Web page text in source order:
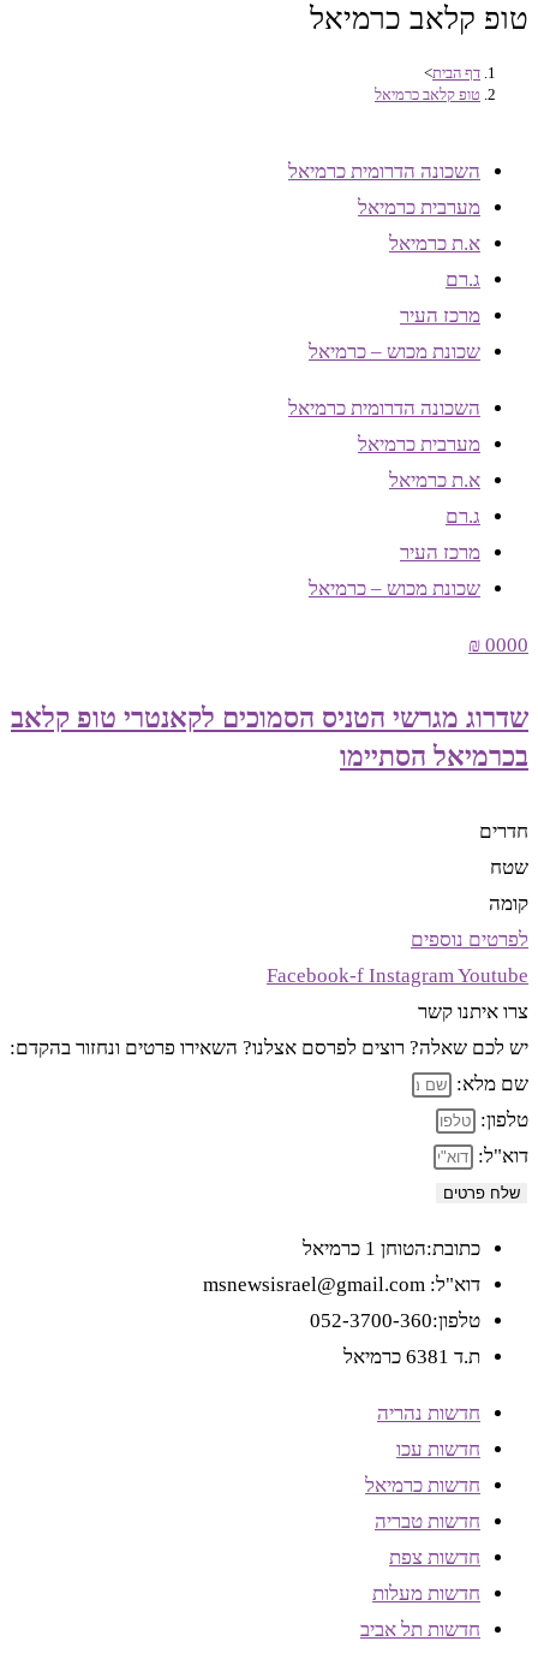
טופ קלאב כרמיאל
דף הבית>
טופ קלאב כרמיאל
השכונה הדרומית כרמיאל
מערבית כרמיאל
א.ת כרמיאל
ג.רם
מרכז העיר
שכונת מכוש – כרמיאל
השכונה הדרומית כרמיאל
מערבית כרמיאל
א.ת כרמיאל
ג.רם
מרכז העיר
שכונת מכוש – כרמיאל
0000 ₪
שדרוג מגרשי הטניס הסמוכים לקאנטרי טופ קלאב
בכרמיאל הסתיימו
חדרים
שטח
קומה
לפרטים נוספים
Facebook-f InstagramYoutube
צרו איתנו קשר
יש לכם שאלה? רוצים לפרסם אצלנו? השאירו פרטים ונחזור בהקדם:
שם מלא:
טלפון:
דוא"ל:
שלח פרטים
כתובת:הטוחן 1 כרמיאל
דוא"ל: msnewsisrael@gmail.com
טלפון:052-3700-360
ת.ד 6381 כרמיאל
חדשות נהריה
חדשות עכו
חדשות כרמיאל
חדשות טבריה
חדשות צפת
חדשות מעלות
חדשות תל אביב